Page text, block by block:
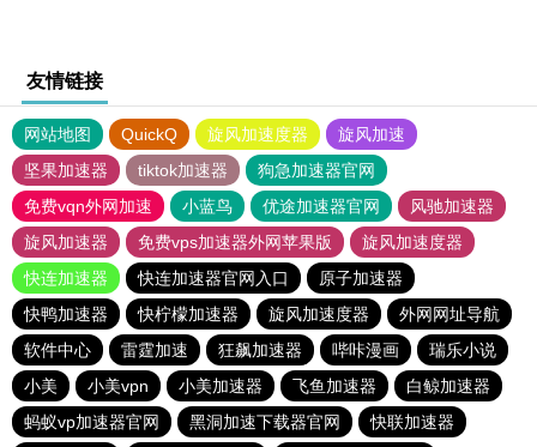
友情链接
网站地图 QuickQ 旋风加速度器
旋风加速
坚果加速器
tiktok加速器
狗急加速器官网
免费vqn外网加速
小蓝鸟 优途加速器官网
风驰加速器
旋风加速器
免费vps加速器外网苹果版
旋风加速度器
快连加速器
快连加速器官网入口
原子加速器
快鸭加速器
快柠檬加速器 旋风加速度器
外网网址导航
软件中心
雷霆加速 狂飙加速器 哔咔漫画
瑞乐小说
小美
小美vpn 小美加速器 飞鱼加速器
白鲸加速器
蚂蚁vp加速器官网
黑洞加速下载器官网
快联加速器